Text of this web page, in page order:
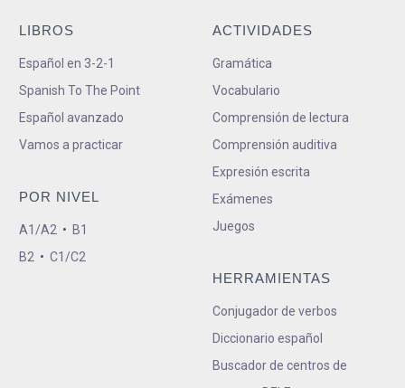
LIBROS
Español en 3-2-1
Spanish To The Point
Español avanzado
Vamos a practicar
POR NIVEL
A1/A2 • B1
B2 • C1/C2
ACTIVIDADES
Gramática
Vocabulario
Comprensión de lectura
Comprensión auditiva
Expresión escrita
Exámenes
Juegos
HERRAMIENTAS
Conjugador de verbos
Diccionario español
Buscador de centros de